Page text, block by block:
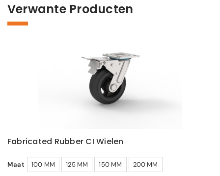
Verwante Producten
Fabricated Rubber CI Wielen
Maat 100 MM 125 MM 150 MM
200 MM